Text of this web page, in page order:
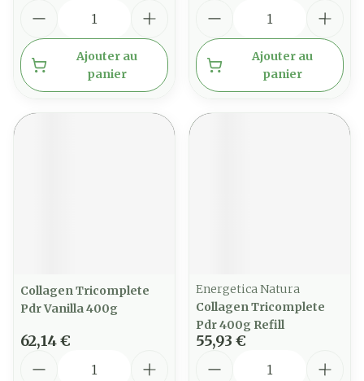
Ajouter au
panier
Ajouter au
panier
Collagen Tricomplete
Pdr Vanilla 400g
62,14 €
Energetica Natura
Collagen Tricomplete
Pdr 400g Refill
55,93 €